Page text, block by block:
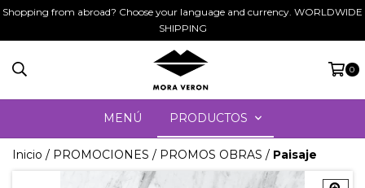
Shopping from abroad? Choose your language and currency. WORLDWIDE
SHIPPING
0
MENÚ PRODUCTOS
Inicio / PROMOCIONES / PROMOS OBRAS / Paisaje